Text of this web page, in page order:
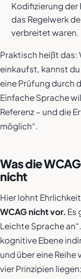
Kodifizierung der
das Regelwerk
verbreitet waren.
Praktisch heißt das:
einkaufst, kannst du
eine Prüfung durch
Einfache Sprache
Referenz – und die
möglich“.
Was die
nicht
Hier lohnt
WCAG nicht vor. Es
Leichte Sprache
kognitive Ebene
und über eine
vier Prinzipien liegen: